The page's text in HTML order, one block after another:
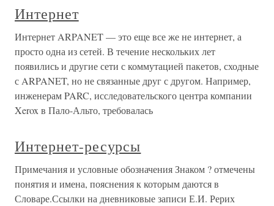
Интернет
Интернет ARPANET — это еще все же не интернет, а
просто одна из сетей. В течение нескольких лет
появились и другие сети с коммутацией пакетов, сходные
с ARPANET, но не связанные друг с другом. Например,
инженерам PARC, исследовательского центра компании
Xerox в Пало-Альто, требовалась
Интернет-ресурсы
Примечания и условные обозначения Знаком ? отмечены
понятия и имена, пояснения к которым даются в
Словаре.Ссылки на дневниковые записи Е.И. Рерих